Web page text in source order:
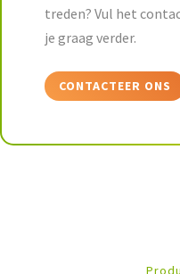
treden? Vul het
je graag verder.
CONTACTEER ONS